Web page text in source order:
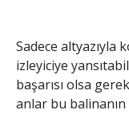
Sadece altyazıyla
izleyiciye
başarısı olsa
anlar bu balinanın